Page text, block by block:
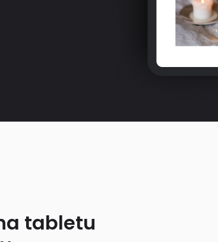
tabletu